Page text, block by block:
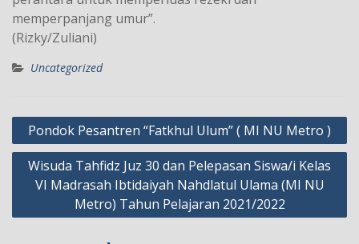
memperpanjang umur”.
(Rizky/Zuliani)
Uncategorized
Post
navigation
Pondok Pesantren “Fatkhul Ulum” ( MI NU Metro )
Wisuda Tahfidz Juz 30 dan Pelepasan Siswa/i Kelas
VI Madrasah Ibtidaiyah Nahdlatul Ulama (MI NU
Metro) Tahun Pelajaran 2021/2022